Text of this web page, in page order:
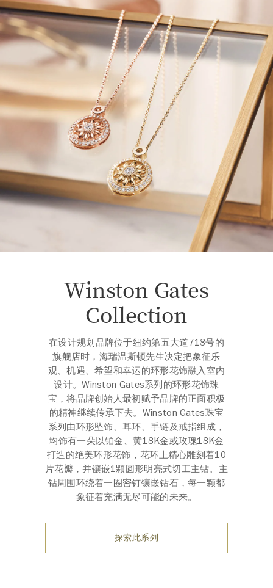
Winston Gates
Collection
在设计规划品牌位于纽约第五大道718号的
旗舰店时，海瑞温斯顿先生决定把象征乐
观、机遇、希望和幸运的环形花饰融入室内
设计。Winston Gates系列的环形花饰珠
宝，将品牌创始人最初赋予品牌的正面积极
的精神继续传承下去。Winston Gates珠宝
系列由环形坠饰、耳环、手链及戒指组成，
均饰有一朵以铂金、黄18K金或玫瑰18K金
打造的绝美环形花饰，花环上精心雕刻着10
片花瓣，并镶嵌1颗圆形明亮式切工主钻。主
钻周围环绕着一圈密钉镶嵌钻石，每一颗都
象征着充满无尽可能的未来。
探索此系列